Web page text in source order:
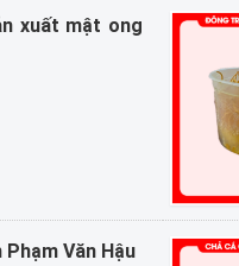
xuất mật ong
Văn Hậu